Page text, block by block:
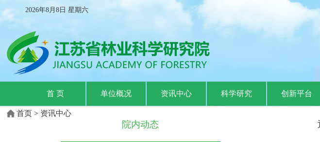
2026年8月8日 星期六
首 页 单位概况 资讯中心 科学研究 创新平台
首页 > 资讯中心
院内动态